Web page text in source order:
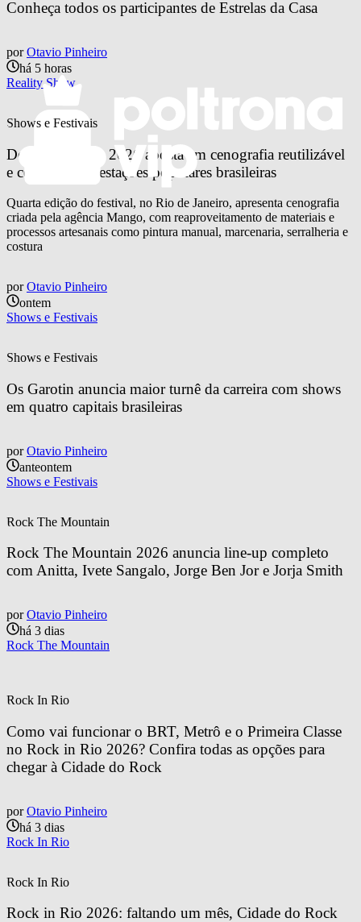
Conheça todos os participantes de Estrelas da Casa
por Otavio Pinheiro
há 5 horas
Reality Show
Shows e Festivais
Doce Maravilha 2026 aposta em cenografia reutilizável
e celebra manifestações populares brasileiras
Quarta edição do festival, no Rio de Janeiro, apresenta cenografia
criada pela agência Mango, com reaproveitamento de materiais e
processos artesanais como pintura manual, marcenaria, serralheria e
costura
por Otavio Pinheiro
ontem
Shows e Festivais
Shows e Festivais
Os Garotin anuncia maior turnê da carreira com shows
em quatro capitais brasileiras
por Otavio Pinheiro
anteontem
Shows e Festivais
Rock The Mountain
Rock The Mountain 2026 anuncia line-up completo
com Anitta, Ivete Sangalo, Jorge Ben Jor e Jorja Smith
por Otavio Pinheiro
há 3 dias
Rock The Mountain
Rock In Rio
Como vai funcionar o BRT, Metrô e o Primeira Classe
no Rock in Rio 2026? Confira todas as opções para
chegar à Cidade do Rock
por Otavio Pinheiro
há 3 dias
Rock In Rio
Rock In Rio
Rock in Rio 2026: faltando um mês, Cidade do Rock